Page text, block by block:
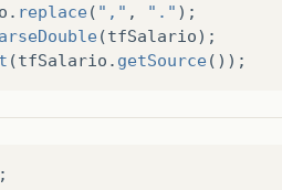
. replace( "," , "." );
(tfSalario);
(tfSalario . getSource());